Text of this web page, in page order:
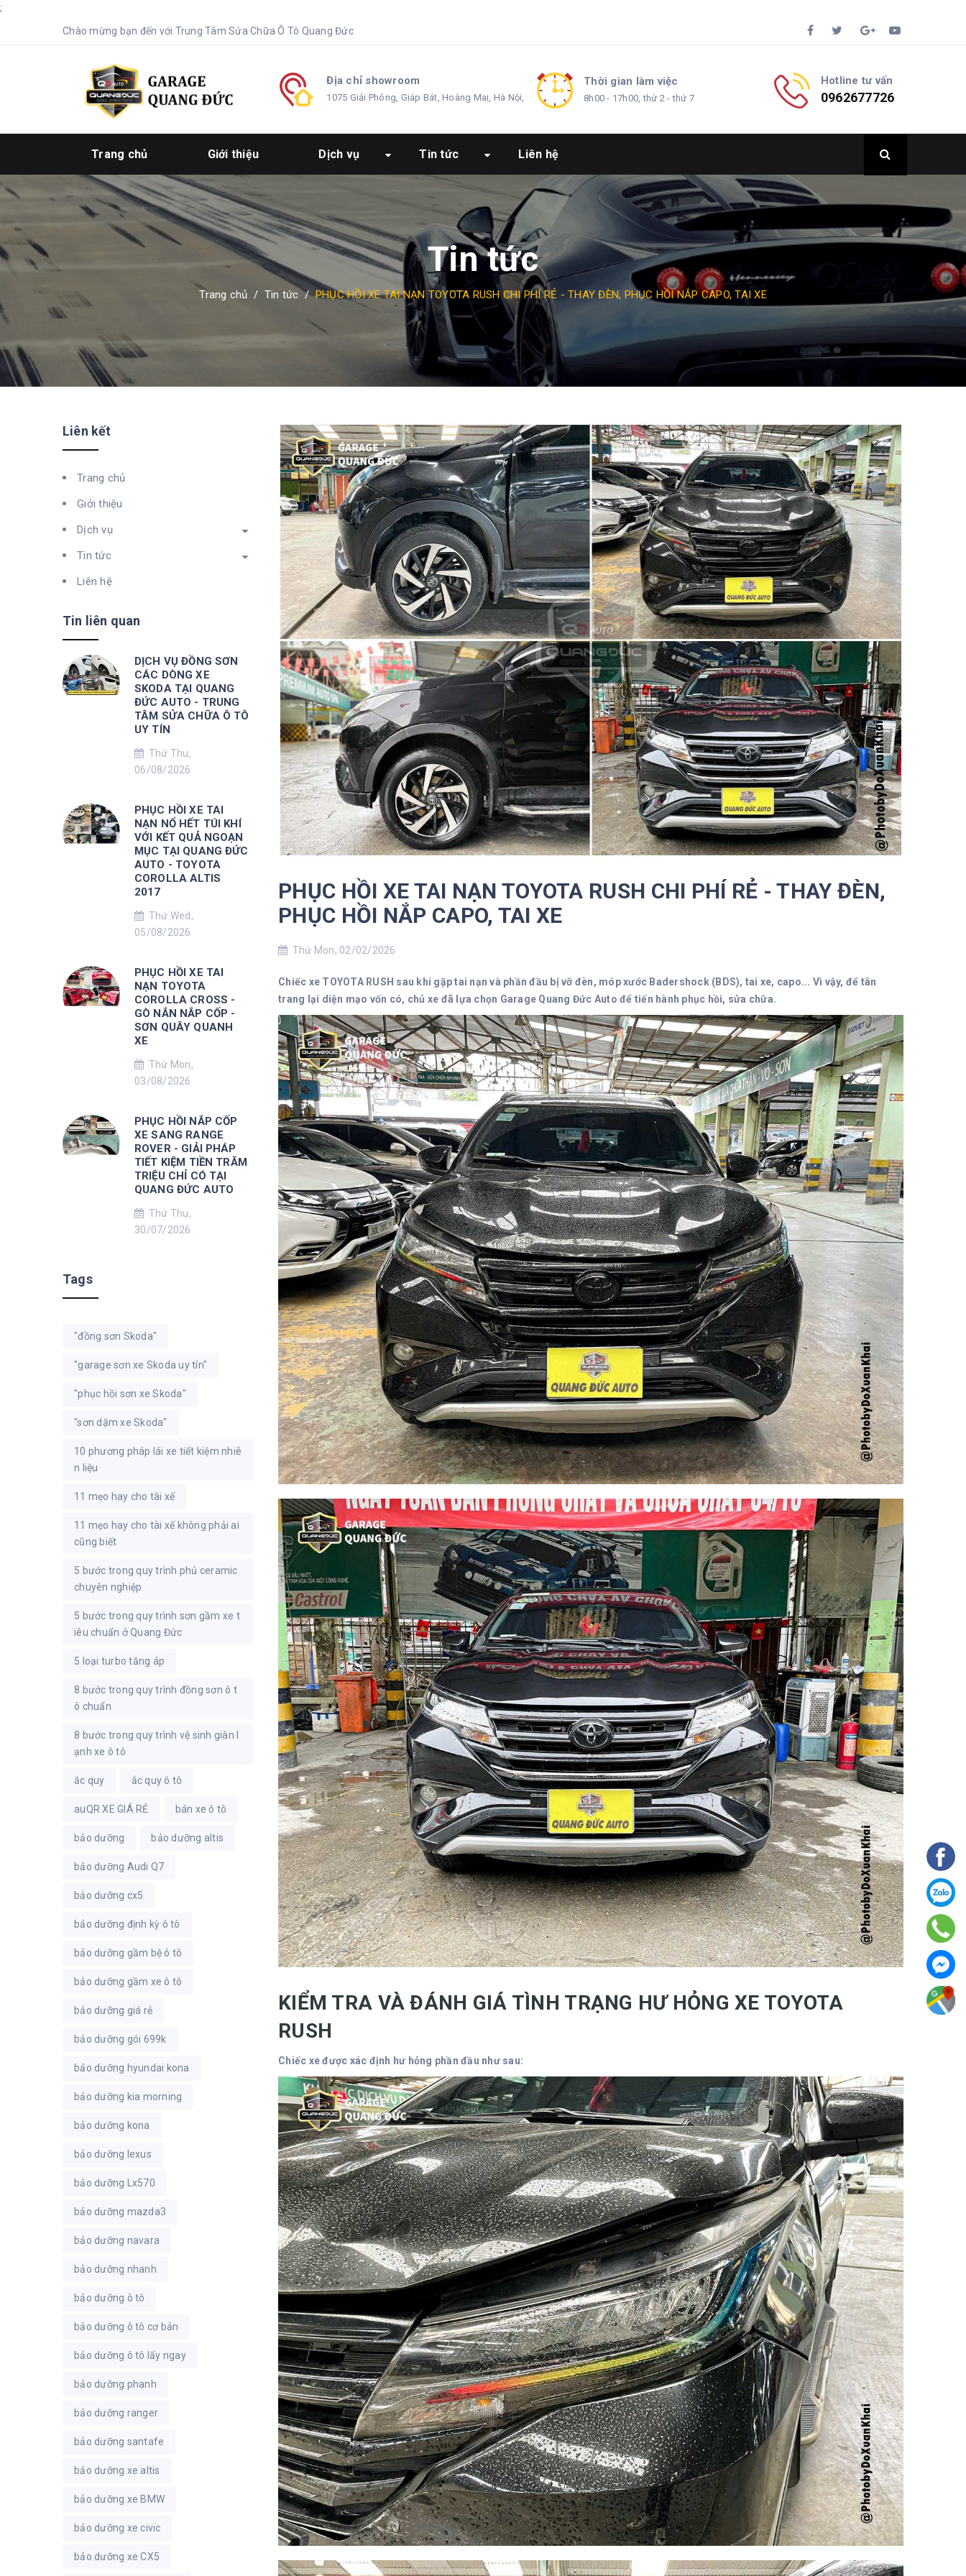
;
Chào mừng bạn đến với Trung Tâm Sửa Chữa Ô Tô Quang Đức
Địa chỉ showroom
1075 Giải Phóng, Giáp Bát, Hoàng Mai, Hà Nội,
Thời gian làm việc
8h00 - 17h00, thứ 2 - thứ 7
Hotline tư vấn
0962677726
Trang chủ Giới thiệu Dịch vụ Tin tức Liên hệ
Tin tức
Trang chủ / Tin tức / PHỤC HỒI XE TAI NẠN TOYOTA RUSH CHI PHÍ RẺ - THAY ĐÈN, PHỤC HỒI NẮP CAPO, TAI XE
PHỤC HỒI XE TAI NẠN TOYOTA RUSH CHI PHÍ RẺ - THAY ĐÈN,
PHỤC HỒI NẮP CAPO, TAI XE
Thứ Mon, 02/02/2026
Chiếc xe TOYOTA RUSH sau khi gặp tai nạn và phần đầu bị vỡ đèn, móp xước Badershock (BDS), tai xe, capo... Vì vậy, để tân
trang lại diện mạo vốn có, chủ xe đã lựa chọn Garage Quang Đức Auto để tiến hành phục hồi, sửa chữa.
KIỂM TRA VÀ ĐÁNH GIÁ TÌNH TRẠNG HƯ HỎNG XE TOYOTA
RUSH
Chiếc xe được xác định hư hỏng phần đầu như sau:
Liên kết
Trang chủ
Giới thiệu
Dịch vụ
Tin tức
Liên hệ
Tin liên quan
DỊCH VỤ ĐỒNG SƠN
CÁC DÒNG XE
SKODA TẠI QUANG
ĐỨC AUTO - TRUNG
TÂM SỬA CHỮA Ô TÔ
UY TÍN
Thứ Thu,
06/08/2026
PHỤC HỒI XE TAI
NẠN NỔ HẾT TÚI KHÍ
VỚI KẾT QUẢ NGOẠN
MỤC TẠI QUANG ĐỨC
AUTO - TOYOTA
COROLLA ALTIS
2017
Thứ Wed,
05/08/2026
PHỤC HỒI XE TAI
NẠN TOYOTA
COROLLA CROSS -
GÒ NẮN NẮP CỐP -
SƠN QUÂY QUANH
XE
Thứ Mon,
03/08/2026
PHỤC HỒI NẮP CỐP
XE SANG RANGE
ROVER - GIẢI PHÁP
TIẾT KIỆM TIỀN TRĂM
TRIỆU CHỈ CÓ TẠI
QUANG ĐỨC AUTO
Thứ Thu,
30/07/2026
Tags
"đồng sơn Skoda"
"garage sơn xe Skoda uy tín"
"phục hồi sơn xe Skoda"
"sơn dặm xe Skoda"
10 phương pháp lái xe tiết kiệm nhiê
n liệu
11 mẹo hay cho tài xế
11 mẹo hay cho tài xế không phải ai
cũng biết
5 bước trong quy trình phủ ceramic
chuyên nghiệp
5 bước trong quy trình sơn gầm xe t
iêu chuẩn ở Quang Đức
5 loại turbo tăng áp
8 bước trong quy trình đồng sơn ô t
ô chuẩn
8 bước trong quy trình vệ sinh giàn l
ạnh xe ô tô
ắc quy ắc quy ô tô
auQR XE GIÁ RẺ bán xe ô tô
bảo dưỡng bảo dưỡng altis
bảo dưỡng Audi Q7
bảo dưỡng cx5
bảo dưỡng định kỳ ô tô
bảo dưỡng gầm bệ ô tô
bảo dưỡng gầm xe ô tô
bảo dưỡng giá rẻ
bảo dưỡng gói 699k
bảo dưỡng hyundai kona
bảo dưỡng kia morning
bảo dưỡng kona
bảo dưỡng lexus
bảo dưỡng Lx570
bảo dưỡng mazda3
bảo dưỡng navara
bảo dưỡng nhanh
bảo dưỡng ô tô
bảo dưỡng ô tô cơ bản
bảo dưỡng ô tô lấy ngay
bảo dưỡng phanh
bảo dưỡng ranger
bảo dưỡng santafe
bảo dưỡng xe altis
bảo dưỡng xe BMW
bảo dưỡng xe civic
bảo dưỡng xe CX5